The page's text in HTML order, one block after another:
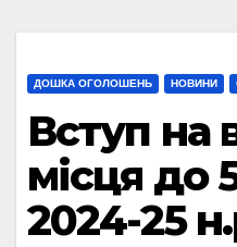
ДОШКА ОГОЛОШЕНЬ НОВИНИ
Вступ на
місця до
2024-25